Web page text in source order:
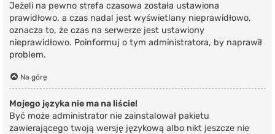
Jeżeli na pewno strefa czasowa została ustawiona
prawidłowo, a czas nadal jest wyświetlany nieprawidłowo,
oznacza to, że czas na serwerze jest ustawiony
nieprawidłowo. Poinformuj o tym administratora, by naprawił
problem.
Na górę
Mojego języka nie ma na liście!
Być może administrator nie zainstalował pakietu
zawierającego twoją wersję językową albo nikt jeszcze nie